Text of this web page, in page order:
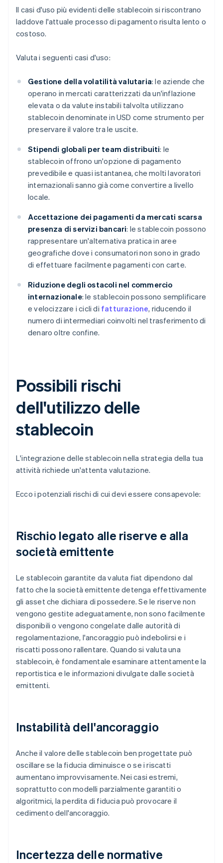
II casi d'uso più evidenti delle stablecoin si riscontrano
laddove l'attuale processo di pagamento risulta lento o
costoso.
Valuta i seguenti casi d'uso:
Gestione della volatilità valutaria: le aziende che
operano in mercati caratterizzati da un'inflazione
elevata o da valute instabili talvolta utilizzano
stablecoin denominate in USD come strumento per
preservare il valore tra le uscite.
Stipendi globali per team distribuiti: le
stablecoin offrono un'opzione di pagamento
prevedibile e quasi istantanea, che molti lavoratori
internazionali sanno già come convertire a livello
locale.
Accettazione dei pagamenti da mercati scarsa
presenza di servizi bancari: le stablecoin possono
rappresentare un'alternativa pratica in aree
geografiche dove i consumatori non sono in grado
di effettuare facilmente pagamenti con carte.
Riduzione degli ostacoli nel commercio
internazionale: le stablecoin possono semplificare
e velocizzare i cicli di fatturazione, riducendo il
numero di intermediari coinvolti nel trasferimento di
denaro oltre confine.
Possibili rischi
dell'utilizzo delle
stablecoin
L'integrazione delle stablecoin nella strategia della tua
attività richiede un'attenta valutazione.
Ecco i potenziali rischi di cui devi essere consapevole:
Rischio legato alle riserve e alla
società emittente
Le stablecoin garantite da valuta fiat dipendono dal
fatto che la società emittente detenga effettivamente
gli asset che dichiara di possedere. Se le riserve non
vengono gestite adeguatamente, non sono facilmente
disponibili o vengono congelate dalle autorità di
regolamentazione, l'ancoraggio può indebolirsi e i
riscatti possono rallentare. Quando si valuta una
stablecoin, è fondamentale esaminare attentamente la
reportistica e le informazioni divulgate dalle società
emittenti.
Instabilità dell'ancoraggio
Anche il valore delle stablecoin ben progettate può
oscillare se la fiducia diminuisce o se i riscatti
aumentano improvvisamente. Nei casi estremi,
soprattutto con modelli parzialmente garantiti o
algoritmici, la perdita di fiducia può provocare il
cedimento dell'ancoraggio.
Incertezza delle normative